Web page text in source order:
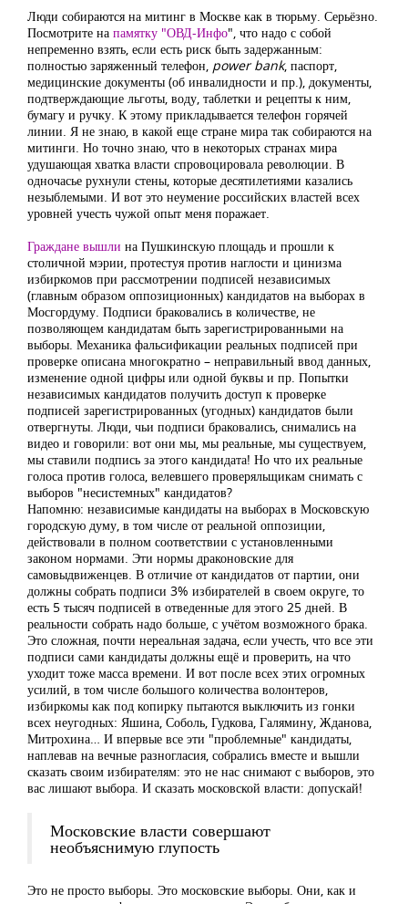
Люди собираются на митинг в Москве как в тюрьму. Серьёзно.
Посмотрите на памятку "ОВД-Инфо", что надо с собой
непременно взять, если есть риск быть задержанным:
полностью заряженный телефон, power bank, паспорт,
медицинские документы (об инвалидности и пр.), документы,
подтверждающие льготы, воду, таблетки и рецепты к ним,
бумагу и ручку. К этому прикладывается телефон горячей
линии. Я не знаю, в какой еще стране мира так собираются на
митинги. Но точно знаю, что в некоторых странах мира
удушающая хватка власти спровоцировала революции. В
одночасье рухнули стены, которые десятилетиями казались
незыблемыми. И вот это неумение российских властей всех
уровней учесть чужой опыт меня поражает.
Граждане вышли на Пушкинскую площадь и прошли к
столичной мэрии, протестуя против наглости и цинизма
избиркомов при рассмотрении подписей независимых
(главным образом оппозиционных) кандидатов на выборах в
Мосгордуму. Подписи браковались в количестве, не
позволяющем кандидатам быть зарегистрированными на
выборы. Механика фальсификации реальных подписей при
проверке описана многократно – неправильный ввод данных,
изменение одной цифры или одной буквы и пр. Попытки
независимых кандидатов получить доступ к проверке
подписей зарегистрированных (угодных) кандидатов были
отвергнуты. Люди, чьи подписи браковались, снимались на
видео и говорили: вот они мы, мы реальные, мы существуем,
мы ставили подпись за этого кандидата! Но что их реальные
голоса против голоса, велевшего проверяльщикам снимать с
выборов "несистемных" кандидатов?
Напомню: независимые кандидаты на выборах в Московскую
городскую думу, в том числе от реальной оппозиции,
действовали в полном соответствии с установленными
законом нормами. Эти нормы драконовские для
самовыдвиженцев. В отличие от кандидатов от партии, они
должны собрать подписи 3% избирателей в своем округе, то
есть 5 тысяч подписей в отведенные для этого 25 дней. В
реальности собрать надо больше, с учётом возможного брака.
Это сложная, почти нереальная задача, если учесть, что все эти
подписи сами кандидаты должны ещё и проверить, на что
уходит тоже масса времени. И вот после всех этих огромных
усилий, в том числе большого количества волонтеров,
избиркомы как под копирку пытаются выключить из гонки
всех неугодных: Яшина, Соболь, Гудкова, Галямину, Жданова,
Митрохина… И впервые все эти "проблемные" кандидаты,
наплевав на вечные разногласия, собрались вместе и вышли
сказать своим избирателям: это не нас снимают с выборов, это
вас лишают выбора. И сказать московской власти: допускай!
Московские власти совершают
необъяснимую глупость
Это не просто выборы. Это московские выборы. Они, как и